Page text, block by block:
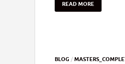
READ MORE
BLOG /